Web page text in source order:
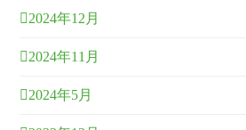
2024年12月
2024年11月
2024年5月